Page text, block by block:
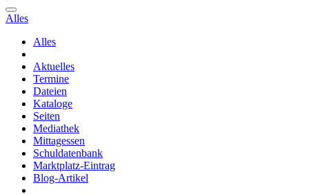
Alles
Alles
Aktuelles
Termine
Dateien
Kataloge
Seiten
Mediathek
Mittagessen
Schuldatenbank
Marktplatz-Eintrag
Blog-Artikel